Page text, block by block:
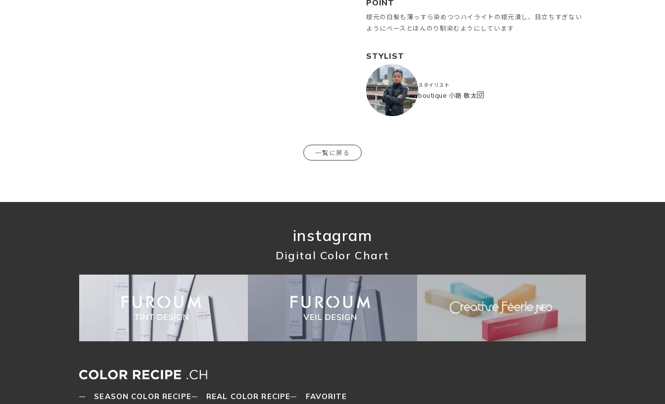
POINT
根元の白髪も薄っすら染めつつハイライトの根元潰し、目立ちすぎない
ようにベースとほんのり馴染むようにしています
STYLIST
スタイリスト
boutique 小路 敬太
一覧に戻る
instagram
Digital Color Chart
SEASON COLOR RECIPE REAL COLOR RECIPE FAVORITE